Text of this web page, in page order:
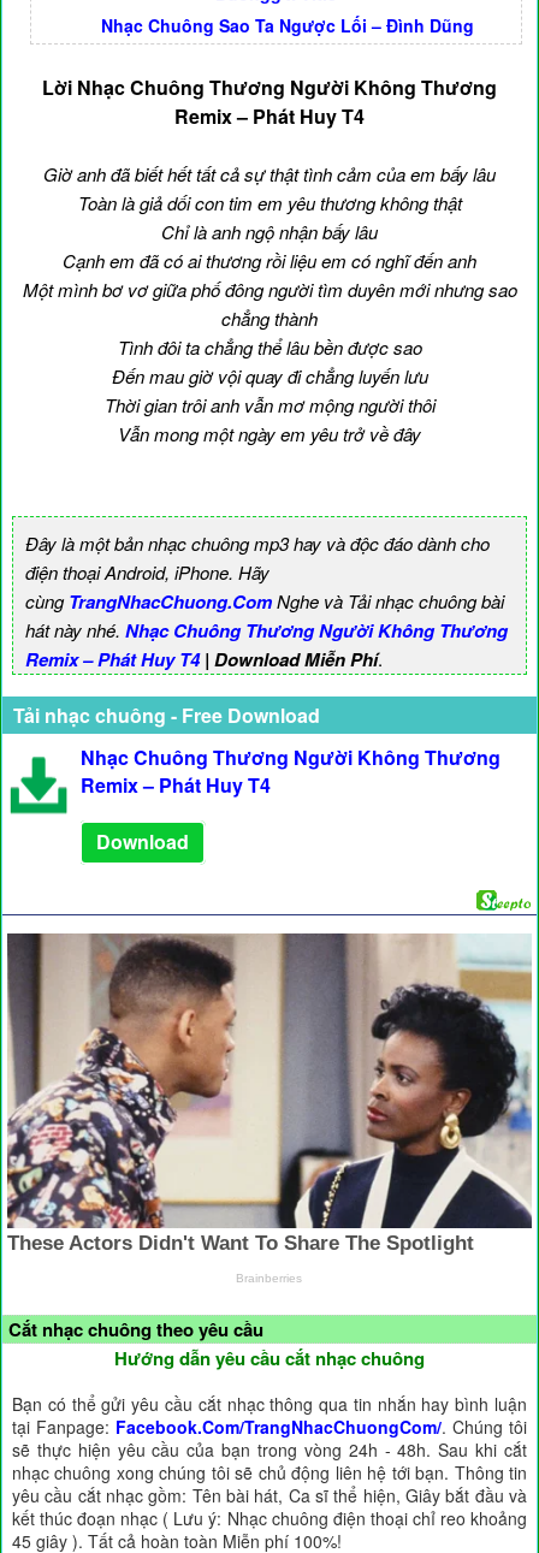
Nhạc Chuông Sao Ta Ngược Lối – Đình Dũng
Lời Nhạc Chuông Thương Người Không Thương
Remix – Phát Huy T4
Giờ anh đã biết hết tất cả sự thật tình cảm của em bấy lâu
Toàn là giả dối con tim em yêu thương không thật
Chỉ là anh ngộ nhận bấy lâu
Cạnh em đã có ai thương rồi liệu em có nghĩ đến anh
Một mình bơ vơ giữa phố đông người tìm duyên mới nhưng sao
chẳng thành
Tình đôi ta chẳng thể lâu bền được sao
Đến mau giờ vội quay đi chẳng luyến lưu
Thời gian trôi anh vẫn mơ mộng người thôi
Vẫn mong một ngày em yêu trở về đây
Đây là một bản nhạc chuông mp3 hay và độc đáo dành cho
điện thoại Android, iPhone. Hãy
cùngTrangNhacChuong.ComNghe và Tải nhạc chuông bài
hát này nhé. Nhạc Chuông Thương Người Không Thương
Remix – Phát Huy T4| Download Miễn Phí.
Tải nhạc chuông - Free Download
Nhạc Chuông Thương Người Không Thương
Remix – Phát Huy T4
Download
Cắt nhạc chuông theo yêu cầu
Hướng dẫn yêu cầu cắt nhạc chuông
Bạn có thể gửi yêu cầu cắt nhạc thông qua tin nhắn hay bình luận
tại Fanpage: Facebook.Com/TrangNhacChuongCom/. Chúng tôi
sẽ thực hiện yêu cầu của bạn trong vòng 24h - 48h. Sau khi cắt
nhạc chuông xong chúng tôi sẽ chủ động liên hệ tới bạn. Thông tin
yêu cầu cắt nhạc gồm: Tên bài hát, Ca sĩ thể hiện, Giây bắt đầu và
kết thúc đoạn nhạc ( Lưu ý: Nhạc chuông điện thoại chỉ reo khoảng
45 giây ). Tất cả hoàn toàn Miễn phí 100%!